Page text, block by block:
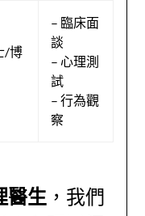
/博
– 臨床面
談
– 心理測
試
– 行為觀
察
醫生 ，我們